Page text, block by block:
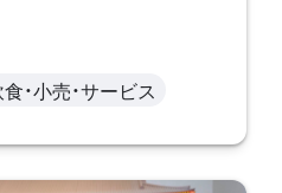
・小売・サービス